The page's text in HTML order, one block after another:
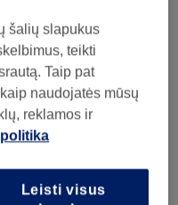
šalių slapukus
teikti
Taip pat
naudojatės mūsų
reklamos ir
Leisti visus